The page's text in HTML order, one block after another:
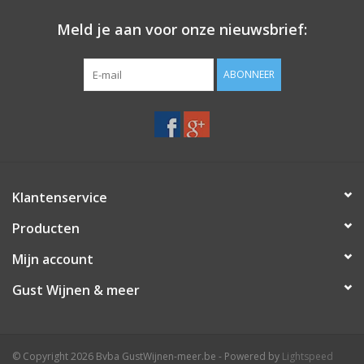
Meld je aan voor onze nieuwsbrief:
ABONNEER
Klantenservice
Producten
Mijn account
Gust Wijnen & meer
© Copyright 2026 Bvba GustWijnen-meer.be - Powered by Lightspeed